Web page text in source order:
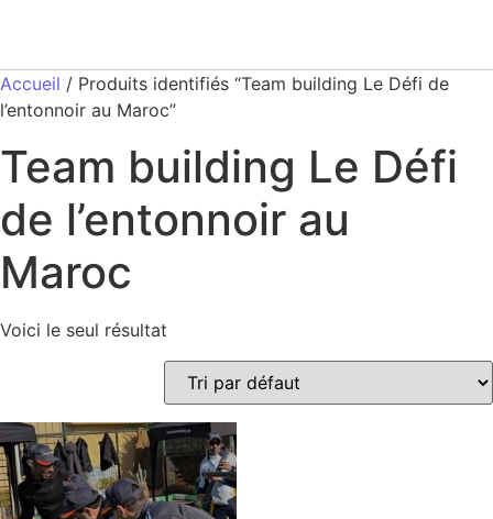
Accueil / Produits identifiés “Team building Le Défi de
l’entonnoir au Maroc”
Team building Le Défi
de l’entonnoir au
Maroc
Voici le seul résultat